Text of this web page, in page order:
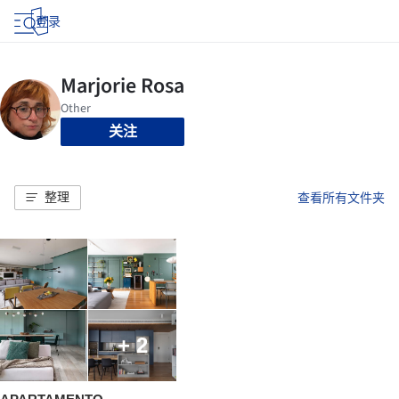
登录
关注
整理 查看所有文件夹
+ 2